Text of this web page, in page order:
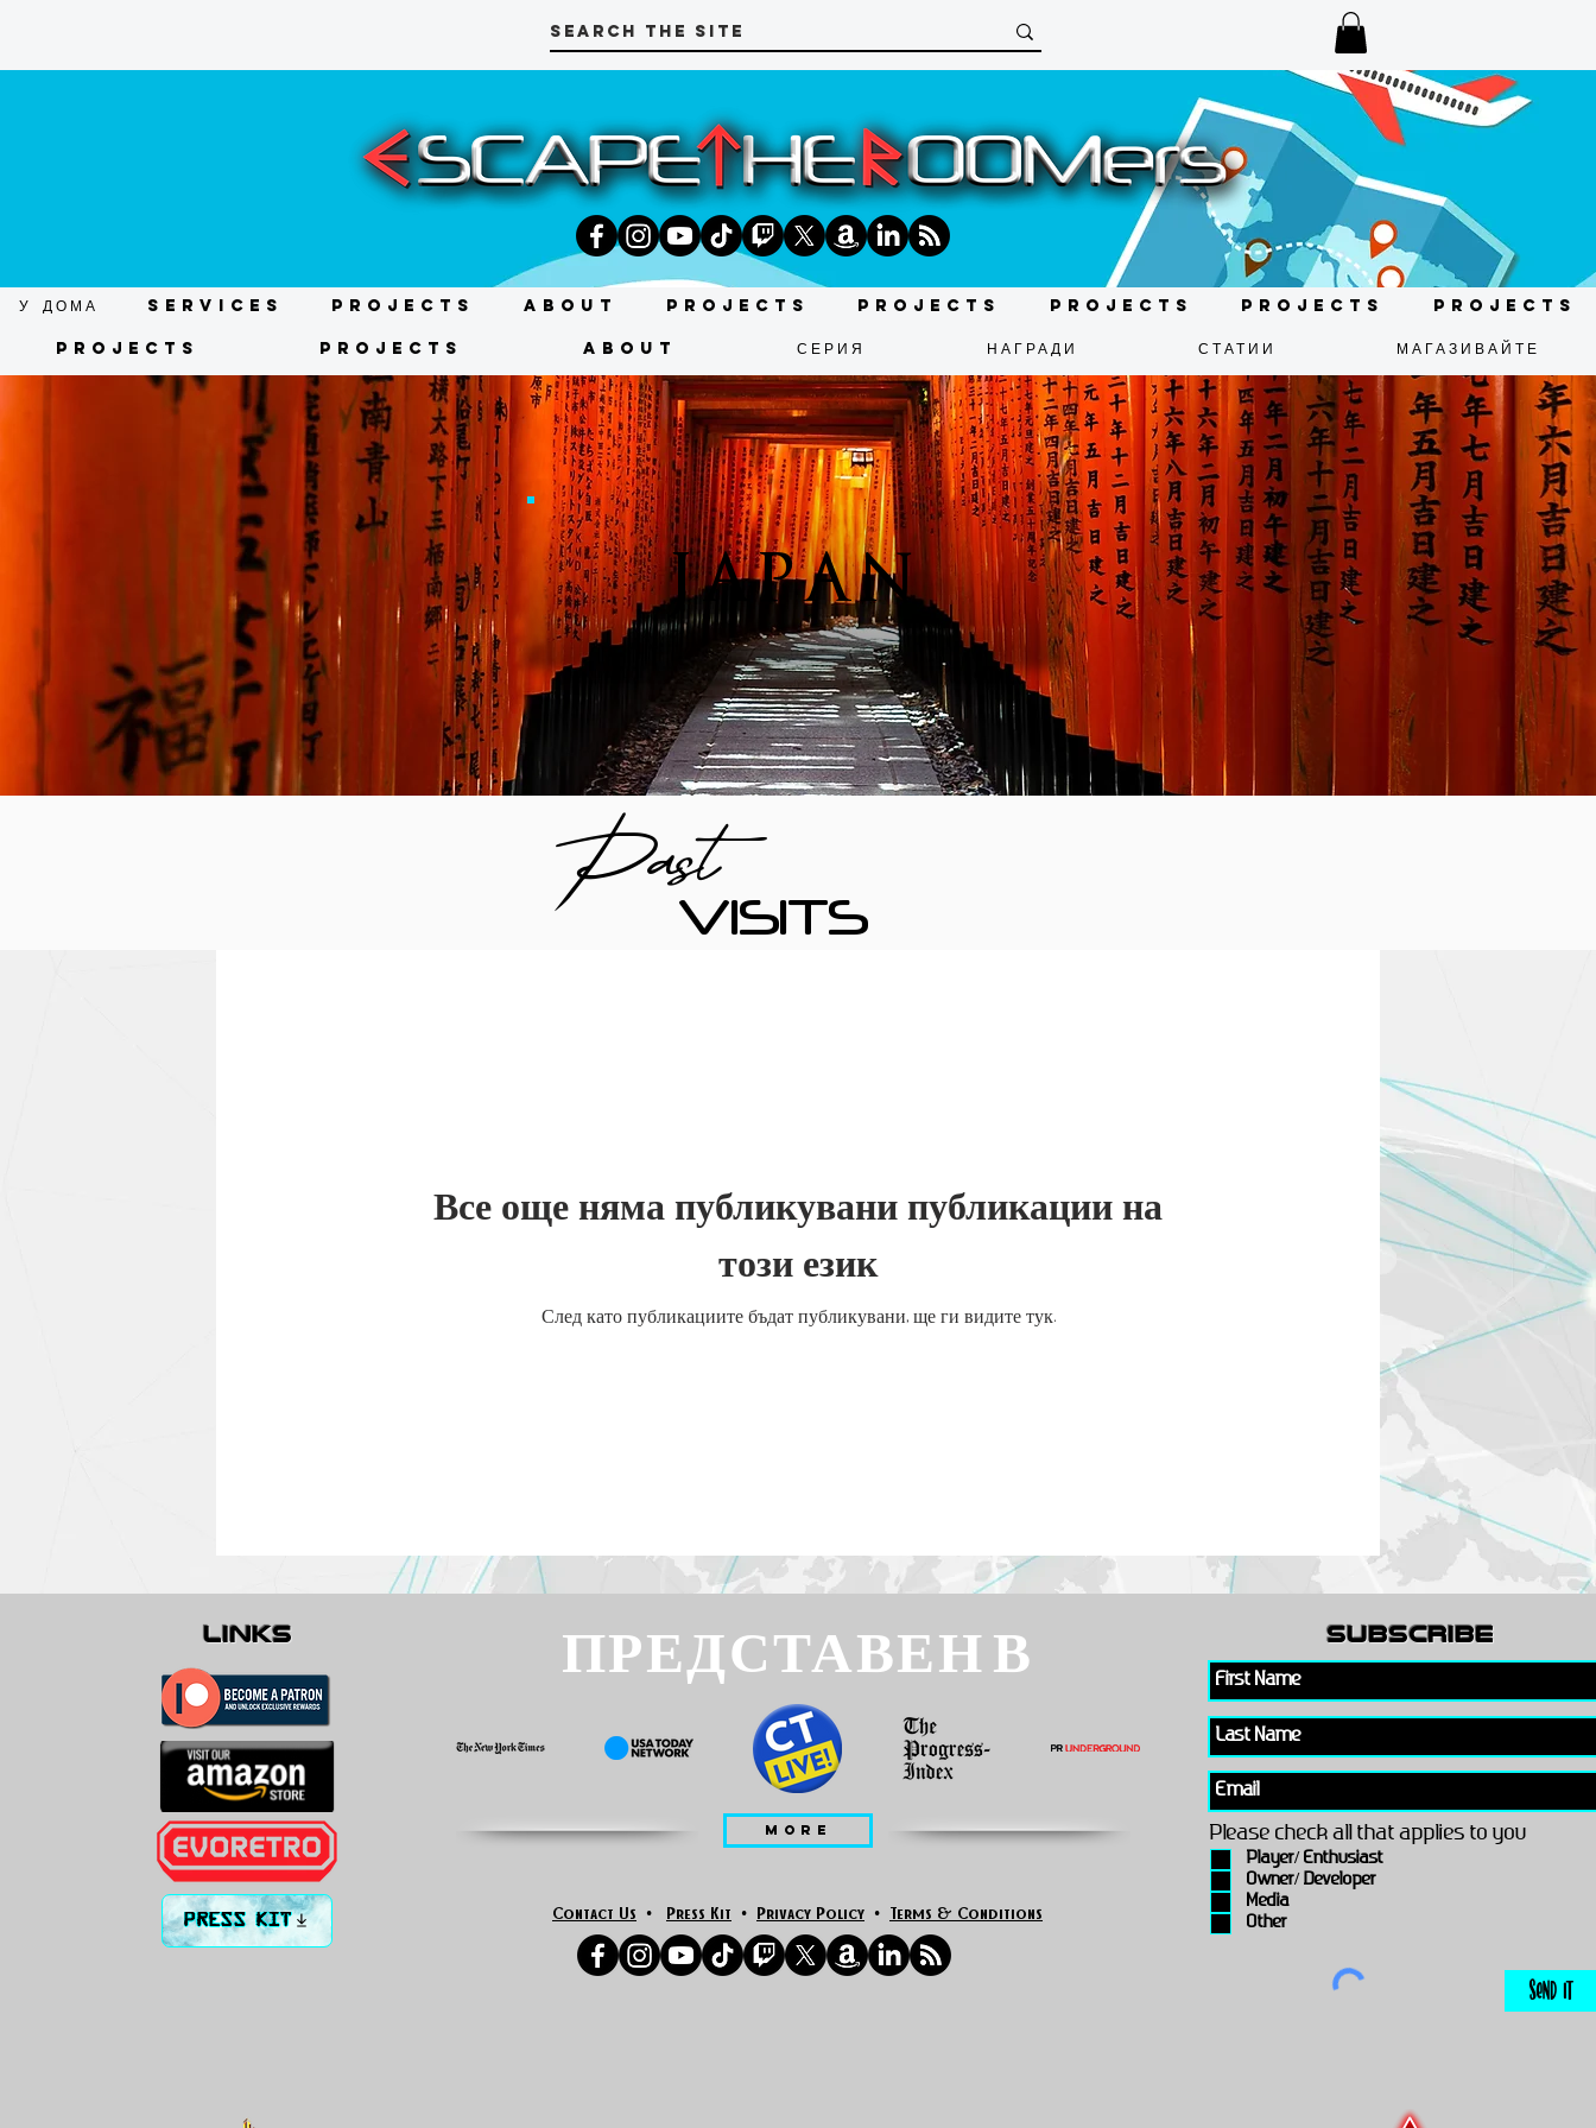
У ДОМА Services Projects About Projects Projects Projects Projects Projects
Projects Projects About СЕРИЯ НАГРАДИ СТАТИИ МАГАЗИВАЙТЕ
JAPAN
PastVISITS
Все още няма публикувани публикации на
този език
След като публикациите бъдат публикувани, ще ги видите тук.
links subscribe
PRESS KIT
Please check all that applies to you
Player/ Enthusiast
Owner/ Developer
Media
Other
Send It
Contact Us • Press Kit • Privacy Policy • Terms & Conditions
ПРЕДСТАВЕН В
MORE